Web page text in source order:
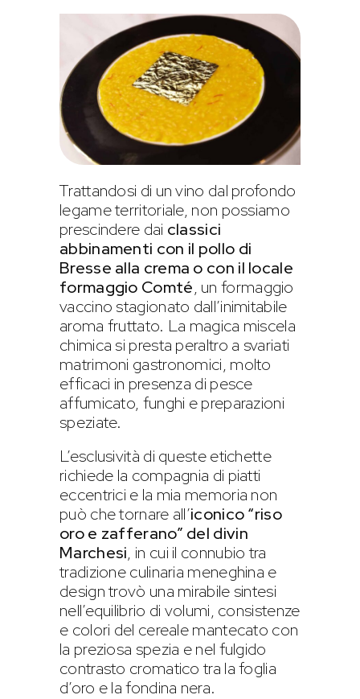
Trattandosi di un vino dal profondo
legame territoriale, non possiamo
prescindere dai classici
abbinamenti con il pollo di
Bresse alla crema o con il locale
formaggio Comté, un formaggio
vaccino stagionato dall’inimitabile
aroma fruttato. La magica miscela
chimica si presta peraltro a svariati
matrimoni gastronomici, molto
efficaci in presenza di pesce
affumicato, funghi e preparazioni
speziate.
L’esclusività di queste etichette
richiede la compagnia di piatti
eccentrici e la mia memoria non
può che tornare all’iconico “riso
oro e zafferano” del divin
Marchesi, in cui il connubio tra
tradizione culinaria meneghina e
design trovò una mirabile sintesi
nell’equilibrio di volumi, consistenze
e colori del cereale mantecato con
la preziosa spezia e nel fulgido
contrasto cromatico tra la foglia
d’oro e la fondina nera.